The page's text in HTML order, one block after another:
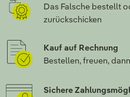
Das Falsche bestellt
zurückschicken
Kauf auf Rechnung
Bestellen, freuen,
Sichere